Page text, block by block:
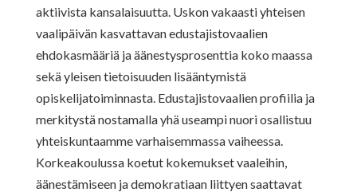
aktiivista kansalaisuutta. Uskon vakaasti yhteisen
vaalipäivän kasvattavan edustajistovaalien
ehdokasmääriä ja äänestysprosenttia koko maassa
sekä yleisen tietoisuuden lisääntymistä
opiskelijatoiminnasta. Edustajistovaalien profiilia ja
merkitystä nostamalla yhä useampi nuori osallistuu
yhteiskuntaamme varhaisemmassa vaiheessa.
Korkeakoulussa koetut kokemukset vaaleihin,
äänestämiseen ja demokratiaan liittyen saattavat